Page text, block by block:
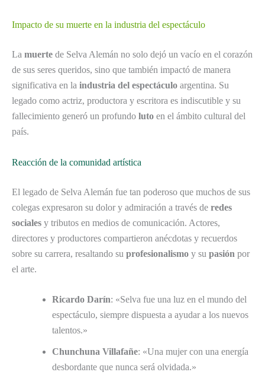
Impacto de su muerte en la industria del espectáculo
La muerte de Selva Alemán no solo dejó un vacío en el corazón
de sus seres queridos, sino que también impactó de manera
significativa en la industria del espectáculo argentina. Su
legado como actriz, productora y escritora es indiscutible y su
fallecimiento generó un profundo luto en el ámbito cultural del
país.
Reacción de la comunidad artística
El legado de Selva Alemán fue tan poderoso que muchos de sus
colegas expresaron su dolor y admiración a través de redes
sociales y tributos en medios de comunicación. Actores,
directores y productores compartieron anécdotas y recuerdos
sobre su carrera, resaltando su profesionalismo y su pasión por
el arte.
Ricardo Darín: «Selva fue una luz en el mundo del
espectáculo, siempre dispuesta a ayudar a los nuevos
talentos.»
Chunchuna Villafañe: «Una mujer con una energía
desbordante que nunca será olvidada.»